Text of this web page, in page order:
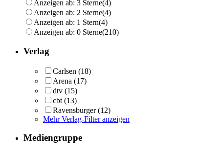
Anzeigen ab: 3 Sterne(4)
Anzeigen ab: 2 Sterne(4)
Anzeigen ab: 1 Stern(4)
Anzeigen ab: 0 Sterne(210)
Verlag
Carlsen (18)
Arena (17)
dtv (15)
cbt (13)
Ravensburger (12)
Mehr Verlag-Filter anzeigen
Mediengruppe